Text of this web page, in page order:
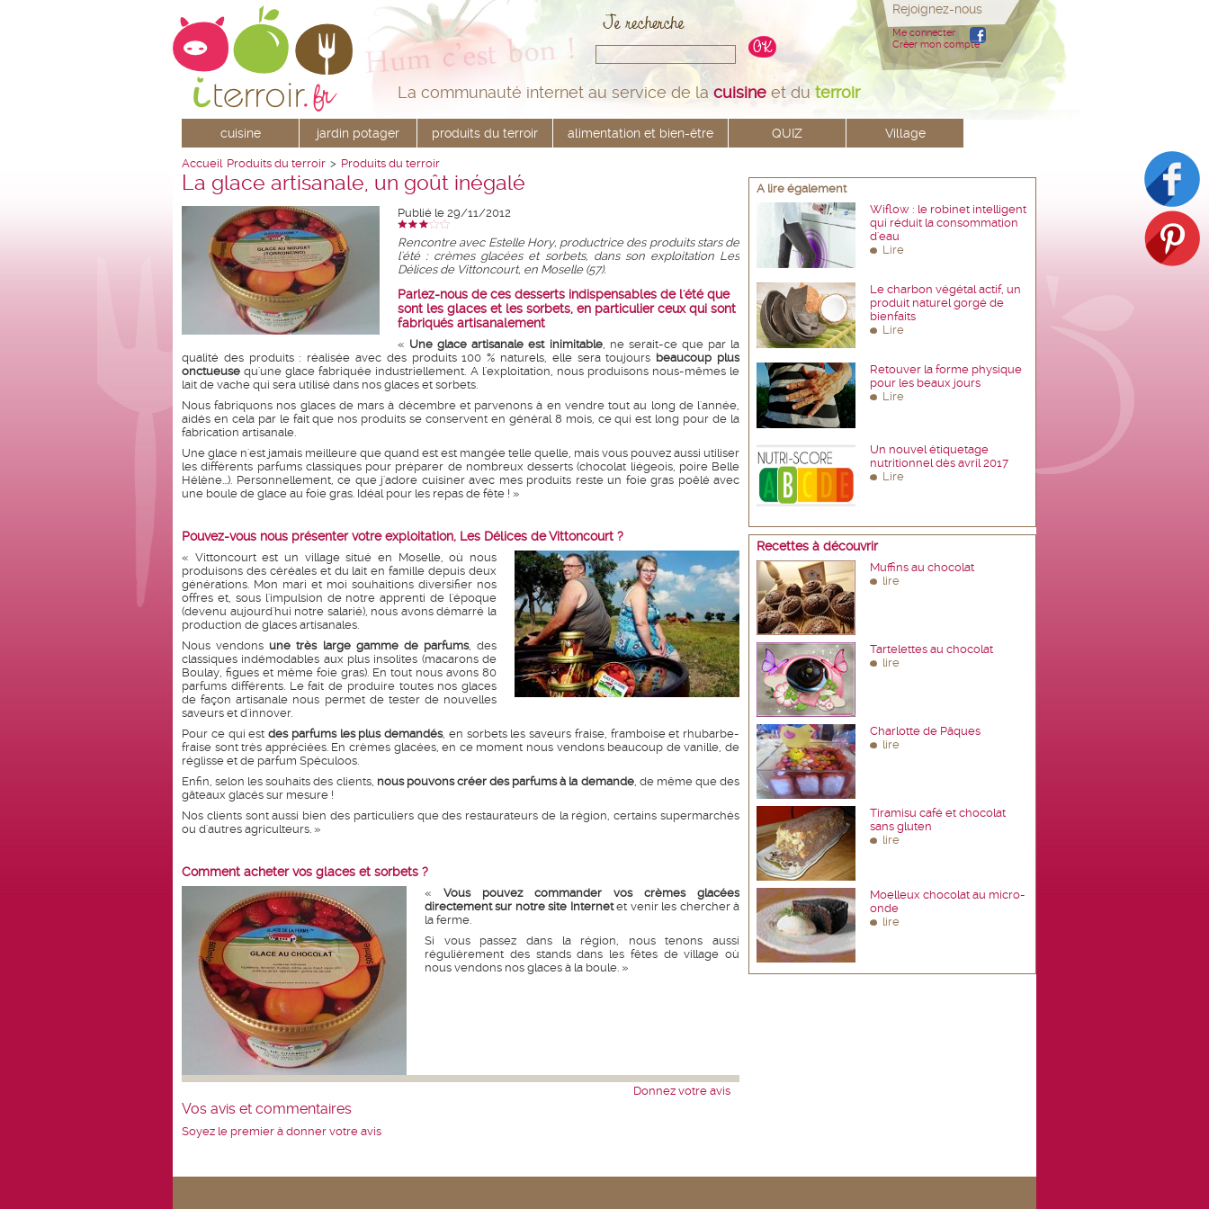
La communauté internet au service de la cuisine et duterroir
Rejoignez-nous
Me connecter
Créer mon compte
cuisine jardin potager produits du terroir alimentation et bien-être QUIZ Village
Accueil Produits du terroir > Produits du terroir
La glace artisanale, un goût inégalé
Publié le 29/11/2012
Rencontre avec Estelle Hory, productrice des produits stars de
l'été : crèmes glacées et sorbets, dans son exploitation Les
Délices de Vittoncourt, en Moselle (57).
Parlez-nous de ces desserts indispensables de l'été que
sont les glaces et les sorbets, en particulier ceux qui sont
fabriqués artisanalement
« Une glace artisanale est inimitable, ne serait-ce que par la
qualité des produits : réalisée avec des produits 100 % naturels, elle sera toujours beaucoup plus
onctueuse qu'une glace fabriquée industriellement. A l'exploitation, nous produisons nous-mêmes le
lait de vache qui sera utilisé dans nos glaces et sorbets.
Nous fabriquons nos glaces de mars à décembre et parvenons à en vendre tout au long de l'année,
aidés en cela par le fait que nos produits se conservent en général 8 mois, ce qui est long pour de la
fabrication artisanale.
Une glace n'est jamais meilleure que quand est est mangée telle quelle, mais vous pouvez aussi utiliser
les différents parfums classiques pour préparer de nombreux desserts (chocolat liégeois, poire Belle
Hélène...). Personnellement, ce que j'adore cuisiner avec mes produits reste un foie gras poêlé avec
une boule de glace au foie gras. Idéal pour les repas de fête ! »
Pouvez-vous nous présenter votre exploitation, Les Délices de Vittoncourt ?
« Vittoncourt est un village situé en Moselle, où nous
produisons des céréales et du lait en famille depuis deux
générations. Mon mari et moi souhaitions diversifier nos
offres et, sous l'impulsion de notre apprenti de l'époque
(devenu aujourd'hui notre salarié), nous avons démarré la
production de glaces artisanales.
Nous vendonsune très large gamme de parfums, des
classiques indémodables aux plus insolites (macarons de
Boulay, figues et même foie gras). En tout nous avons 80
parfums différents. Le fait de produire toutes nos glaces
de façon artisanale nous permet de tester de nouvelles
saveurs et d'innover.
Pour ce qui est des parfums les plus demandés, en sorbets les saveurs fraise, framboise et rhubarbe-
fraise sont très appréciées. En crèmes glacées, en ce moment nous vendons beaucoup de vanille, de
réglisse et de parfum Spéculoos.
Enfin, selon les souhaits des clients, nous pouvons créer des parfums à la demande, de même que des
gâteaux glacés sur mesure !
Nos clients sont aussi bien des particuliers que des restaurateurs de la région, certains supermarchés
ou d'autres agriculteurs. »
Comment acheter vos glaces et sorbets ?
« Vous pouvez commander vos crèmes glacées
directement sur notre site Internetet venir les chercher à
la ferme.
Si vous passez dans la région, nous tenons aussi
régulièrement des stands dans les fêtes de village où
nous vendons nos glaces à la boule. »
Donnez votre avis
Vos avis et commentaires
Soyez le premier à donner votre avis
A lire également
Wiflow : le robinet intelligent
qui réduit la consommation
d'eau
Lire
Le charbon végétal actif, un
produit naturel gorgé de
bienfaits
Lire
Retouver la forme physique
pour les beaux jours
Lire
Un nouvel étiquetage
nutritionnel dès avril 2017
Lire
Recettes à découvrir
Muffins au chocolat
lire
Tartelettes au chocolat
lire
Charlotte de Pâques
lire
Tiramisu café et chocolat
sans gluten
lire
Moelleux chocolat au micro-
onde
lire